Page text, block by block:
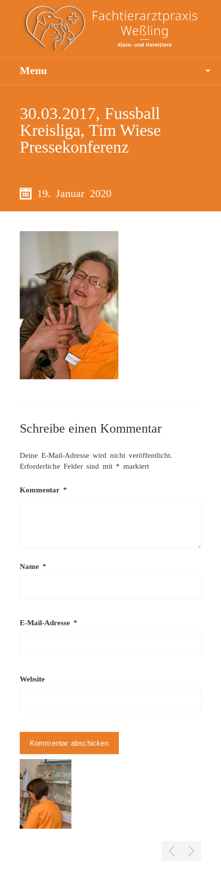
Menu
30.03.2017, Fussball
Kreisliga, Tim Wiese
Pressekonferenz
19. Januar 2020
Schreibe einen Kommentar
Deine E-Mail-Adresse wird nicht veröffentlicht.
Erforderliche Felder sind mit * markiert
Kommentar *
Name *
E-Mail-Adresse *
Website